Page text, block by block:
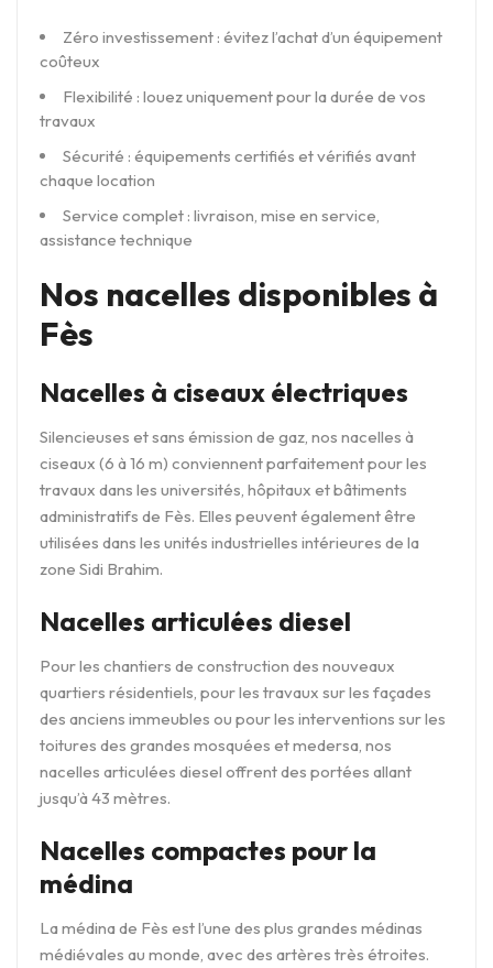
Zéro investissement : évitez l’achat d’un équipement
coûteux
Flexibilité : louez uniquement pour la durée de vos
travaux
Sécurité : équipements certifiés et vérifiés avant
chaque location
Service complet : livraison, mise en service,
assistance technique
Nos nacelles disponibles à
Fès
Nacelles à ciseaux électriques
Silencieuses et sans émission de gaz, nos nacelles à
ciseaux (6 à 16 m) conviennent parfaitement pour les
travaux dans les universités, hôpitaux et bâtiments
administratifs de Fès. Elles peuvent également être
utilisées dans les unités industrielles intérieures de la
zone Sidi Brahim.
Nacelles articulées diesel
Pour les chantiers de construction des nouveaux
quartiers résidentiels, pour les travaux sur les façades
des anciens immeubles ou pour les interventions sur les
toitures des grandes mosquées et medersa, nos
nacelles articulées diesel offrent des portées allant
jusqu’à 43 mètres.
Nacelles compactes pour la
médina
La médina de Fès est l’une des plus grandes médinas
médiévales au monde, avec des artères très étroites.